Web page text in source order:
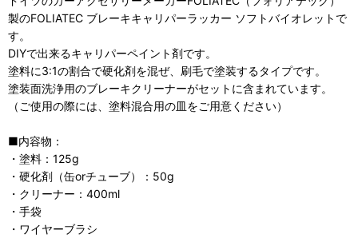
製のFOLIATEC ブレーキキャリパーラッカー ソフトバイオレットで
す。
DIYで出来るキャリパーペイント剤です。
塗料に3:1の割合で硬化剤を混ぜ、刷毛で塗装するタイプです。
塗装面洗浄用のブレーキクリーナーがセットに含まれています。
（ご使用の際には、塗料混合用の皿をご用意ください）
■内容物：
・塗料：125g
・硬化剤（缶orチューブ）：50g
・クリーナー：400ml
・手袋
・ワイヤーブラシ